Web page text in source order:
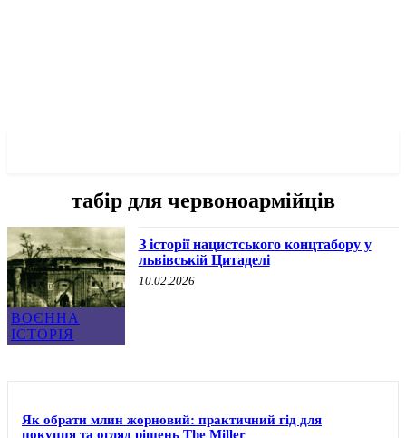
табір для червоноармійців
ВОЄННА
ІСТОРІЯ
З історії нацистського концтабору у
львівській Цитаделі
10.02.2026
Як обрати млин жорновий: практичний гід для
покупця та огляд рішень The Miller